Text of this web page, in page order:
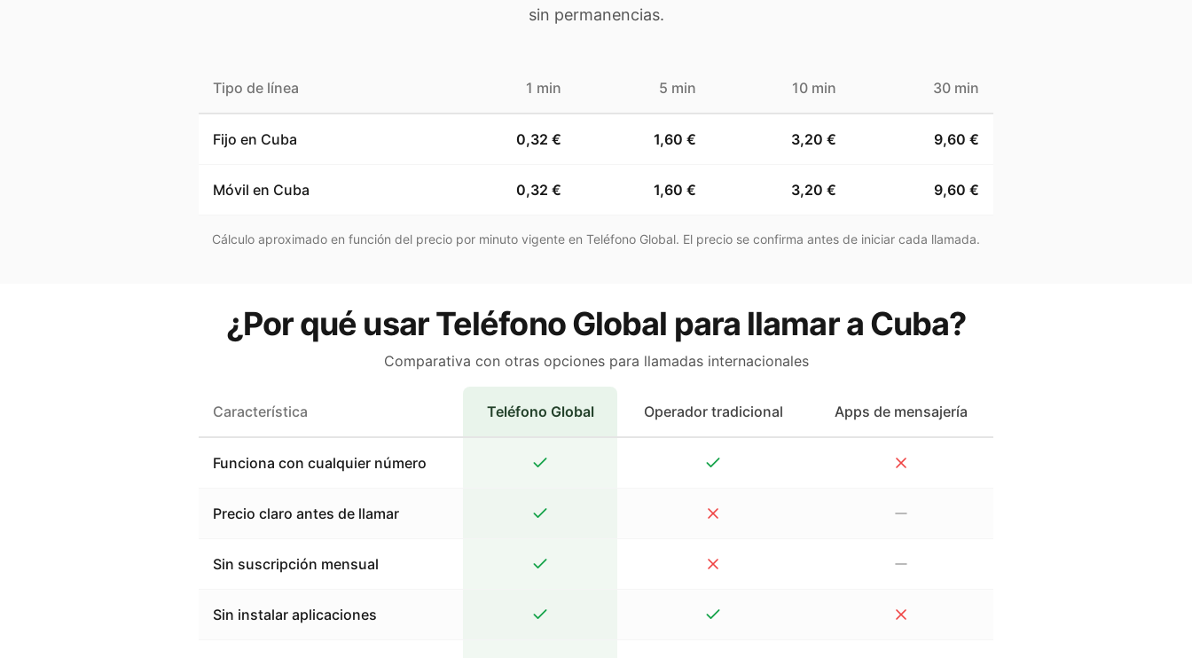
sin permanencias.
Tipo de línea 1 min 5 min 10 min 30 min
Fijo en Cuba 0,32 € 1,60 € 3,20 € 9,60 €
Móvil en Cuba 0,32 € 1,60 € 3,20 € 9,60 €
Cálculo aproximado en función del precio por minuto vigente en Teléfono Global. El precio se confirma antes de iniciar cada llamada.
¿Por qué usar Teléfono Global para llamar a Cuba?
Comparativa con otras opciones para llamadas internacionales
Característica Teléfono Global Operador tradicional Apps de mensajería
Funciona con cualquier número
Precio claro antes de llamar
Sin suscripción mensual
Sin instalar aplicaciones